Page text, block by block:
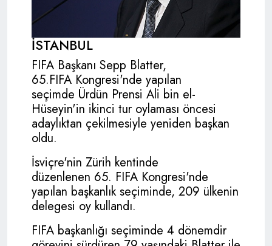
İSTANBUL
FIFA Başkanı Sepp Blatter,
65.FIFA Kongresi'nde yapılan
seçimde Ürdün Prensi Ali bin el-
Hüseyin'in ikinci tur oylaması öncesi
adaylıktan çekilmesiyle yeniden başkan
oldu.
İsviçre'nin Zürih kentinde
düzenlenen 65. FIFA Kongresi'nde
yapılan başkanlık seçiminde, 209 ülkenin
delegesi oy kullandı.
FIFA başkanlığı seçiminde 4 dönemdir